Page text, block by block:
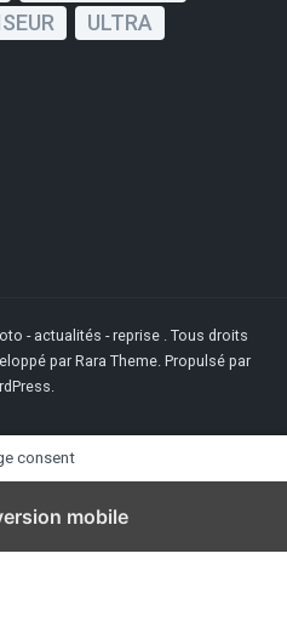
ULTRA
- actualités - reprise . Tous droits
par Rara Theme. Propulsé par
.
consent
mobile